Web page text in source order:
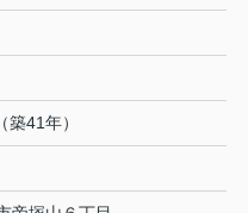
41年）